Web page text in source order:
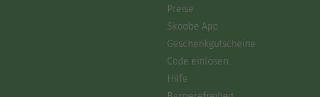
Preise
Skoobe App
Geschenkgutscheine
Code einlösen
Hilfe